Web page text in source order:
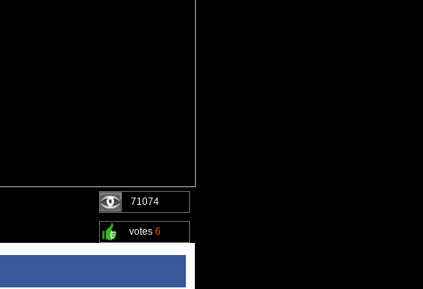
71074
votes 6